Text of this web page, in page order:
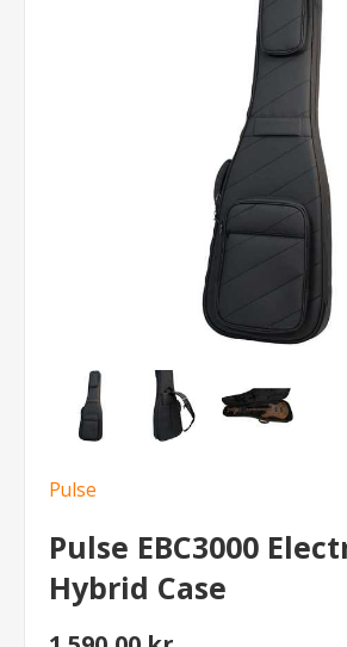
Pulse
Pulse EBC3000
Hybrid Case